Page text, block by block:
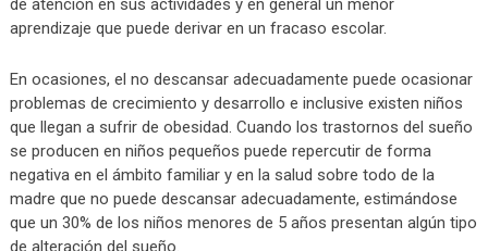
de atención en sus actividades y en general un menor
aprendizaje que puede derivar en un fracaso escolar.
En ocasiones, el no descansar adecuadamente puede ocasionar
problemas de crecimiento y desarrollo e inclusive existen niños
que llegan a sufrir de obesidad. Cuando los trastornos del sueño
se producen en niños pequeños puede repercutir de forma
negativa en el ámbito familiar y en la salud sobre todo de la
madre que no puede descansar adecuadamente, estimándose
que un 30% de los niños menores de 5 años presentan algún tipo
de alteración del sueño.